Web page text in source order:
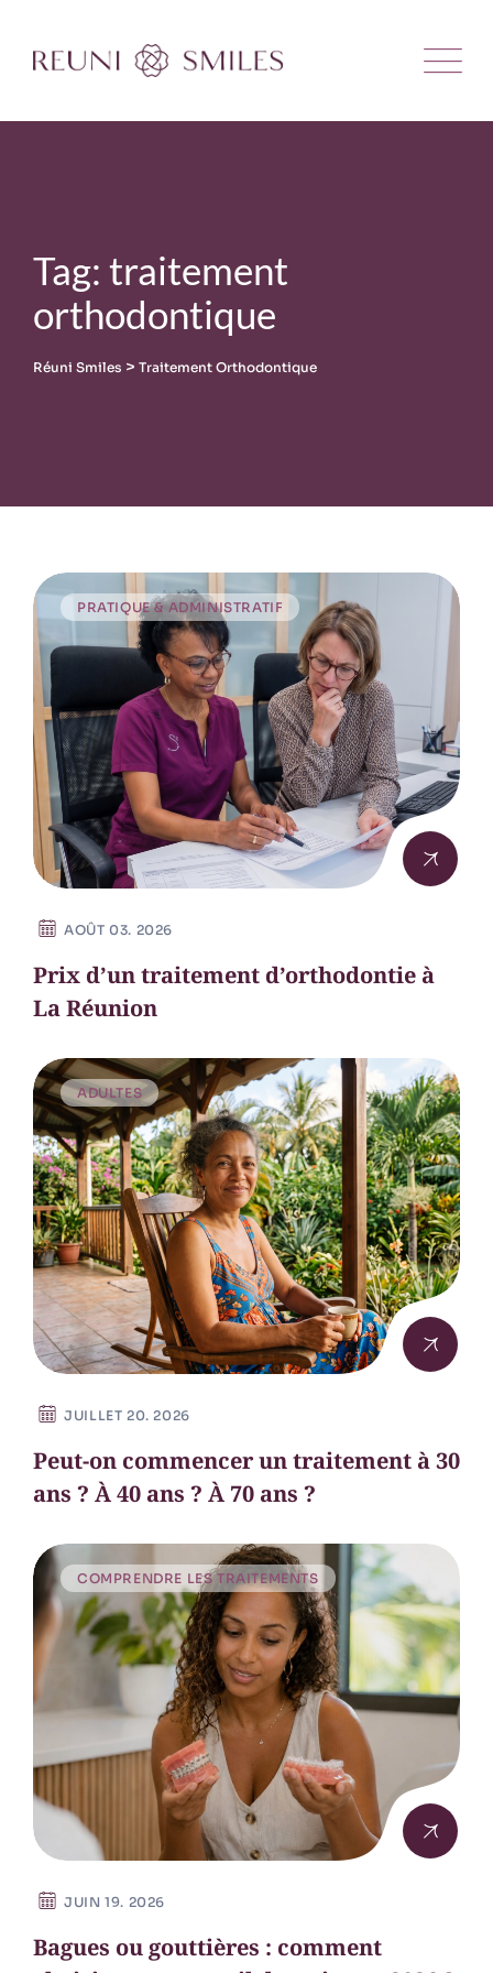
content
Tag: traitement
orthodontique
Réuni Smiles > Traitement Orthodontique
PRATIQUE & ADMINISTRATIF
AOÛT 03. 2026
Prix d’un traitement d’orthodontie à
La Réunion
ADULTES
JUILLET 20. 2026
Peut-on commencer un traitement à 30
ans ? À 40 ans ? À 70 ans ?
COMPRENDRE LES TRAITEMENTS
JUIN 19. 2026
Bagues ou gouttières : comment